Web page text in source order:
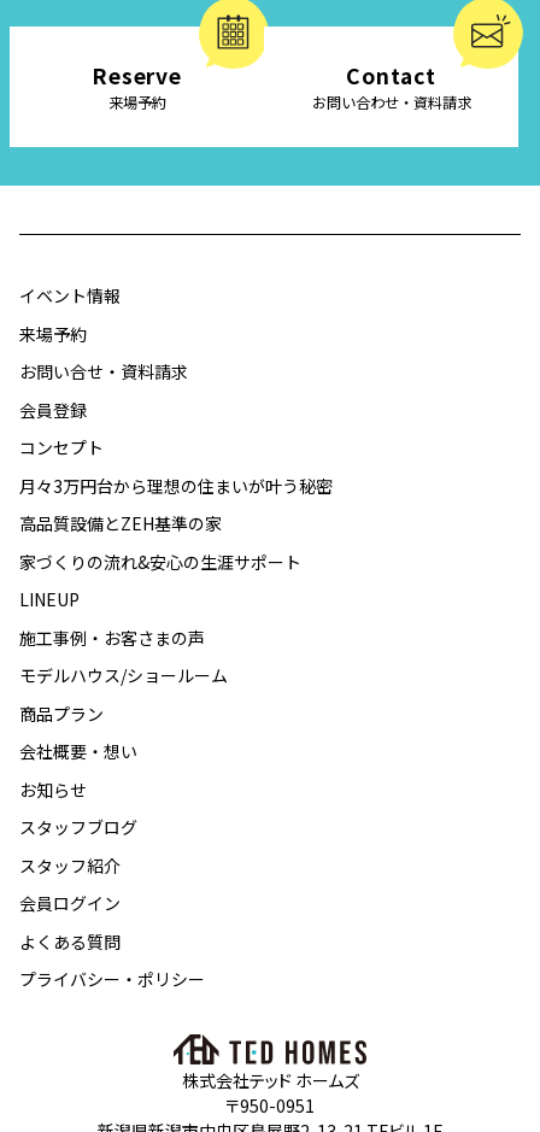
Reserve
来場予約
Contact
お問い合わせ・資料請求
イベント情報
来場予約
お問い合せ・資料請求
会員登録
コンセプト
月々3万円台から理想の住まいが叶う秘密
高品質設備とZEH基準の家
家づくりの流れ&安心の生涯サポート
LINEUP
施工事例・お客さまの声
モデルハウス/ショールーム
商品プラン
会社概要・想い
お知らせ
スタッフブログ
スタッフ紹介
会員ログイン
よくある質問
プライバシー・ポリシー
株式会社テッド ホームズ
〒950-0951